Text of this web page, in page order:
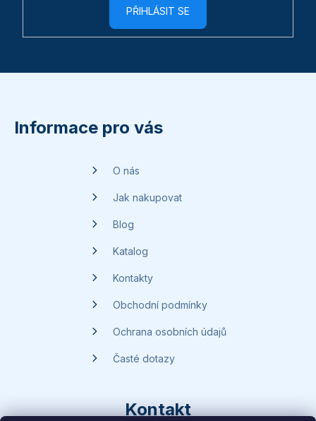
PŘIHLÁSIT SE
Informace pro vás
O nás
Jak nakupovat
Blog
Katalog
Kontakty
Obchodní podmínky
Ochrana osobních údajů
Časté dotazy
Kontakt